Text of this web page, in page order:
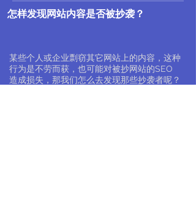
怎样发现网站内容是否被抄袭？
某些个人或企业剽窃其它网站上的内容，这种
行为是不劳而获，也可能对被抄网站的SEO
造成损失，那我们怎么去发现那些抄袭者呢？